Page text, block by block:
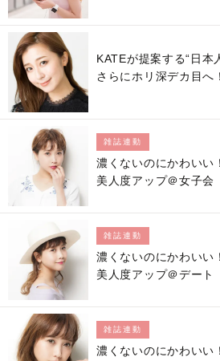
KATEが提案する“日本
さらにホリ深デカ目へ！
雑誌連動
濃くないのにかわいい
美人度アップ＠女子会
雑誌連動
濃くないのにかわいい
美人度アップ＠デート
雑誌連動
濃くないのにかわいい